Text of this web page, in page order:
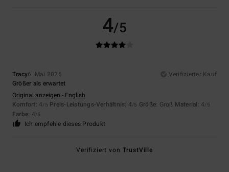
4/5
Tracy6. Mai 2026
Verifizierter Kauf
Größer als erwartet
Original anzeigen - English
Komfort: 4/5 Preis-Leistungs-Verhältnis: 4/5 Größe: Groß Material: 4/5
Farbe: 4/5
Ich empfehle dieses Produkt
Verifiziert von TrustVille